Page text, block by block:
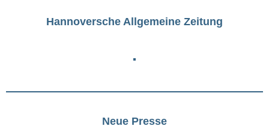
Hannoversche Allgemeine Zeitung
Neue Presse